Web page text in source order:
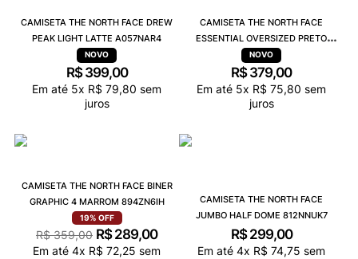
CAMISETA THE NORTH FACE DREW
PEAK LIGHT LATTE A057NAR4
R$ 399,00
Em até 5x R$ 79,80 sem
juros
CAMISETA THE NORTH FACE
ESSENTIAL OVERSIZED PRETO
8EVWNJK3
R$ 379,00
Em até 5x R$ 75,80 sem
juros
CAMISETA THE NORTH FACE BINER
GRAPHIC 4 MARROM 894ZN6IH
19% OFF
R$ 359,00 R$ 289,00
Em até 4x R$ 72,25 sem
CAMISETA THE NORTH FACE
JUMBO HALF DOME 812NNUK7
R$ 299,00
Em até 4x R$ 74,75 sem